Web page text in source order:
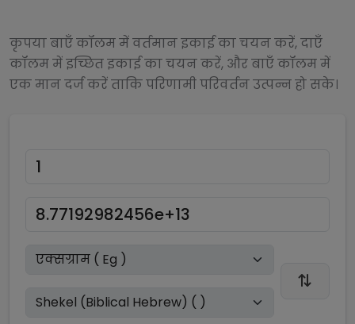
कृपया बाएँ कॉलम में वर्तमान इकाई का चयन करें, दाएँ
कॉलम में इच्छित इकाई का चयन करें, और बाएँ कॉलम में
एक मान दर्ज करें ताकि परिणामी परिवर्तन उत्पन्न हो सके।